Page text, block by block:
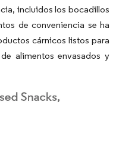
incluidos los bocadillos
de conveniencia se ha
cárnicos listos para
alimentos envasados y